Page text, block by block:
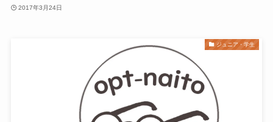
2017年3月24日
ジュニア・学生